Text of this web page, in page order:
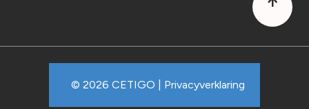
© 2026 CETIGO | Privacyverklaring